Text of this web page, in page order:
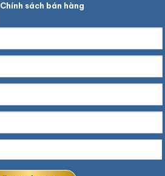
Chính sách bán hàng